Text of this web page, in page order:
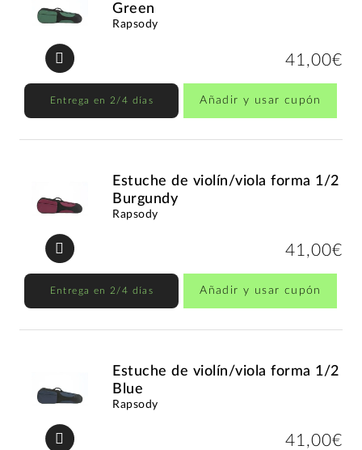
Green
Rapsody
41,00€
Entrega en 2/4 días Añadir y usar cupón
Estuche de violín/viola forma 1/2
Burgundy
Rapsody
41,00€
Entrega en 2/4 días Añadir y usar cupón
Estuche de violín/viola forma 1/2
Blue
Rapsody
41,00€